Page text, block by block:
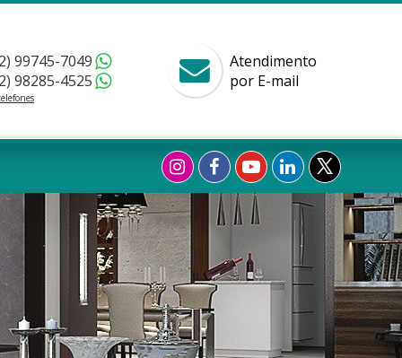
99745-7049
98285-4525
Atendimento
por E-mail